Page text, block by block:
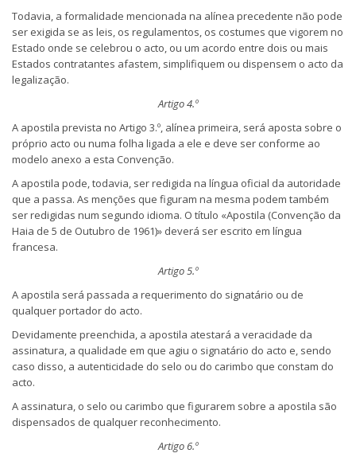
Todavia, a formalidade mencionada na alínea precedente não pode
ser exigida se as leis, os regulamentos, os costumes que vigorem no
Estado onde se celebrou o acto, ou um acordo entre dois ou mais
Estados contratantes afastem, simplifiquem ou dispensem o acto da
legalização.
Artigo 4.º
A apostila prevista no Artigo 3.º, alínea primeira, será aposta sobre o
próprio acto ou numa folha ligada a ele e deve ser conforme ao
modelo anexo a esta Convenção.
A apostila pode, todavia, ser redigida na língua oficial da autoridade
que a passa. As menções que figuram na mesma podem também
ser redigidas num segundo idioma. O título «Apostila (Convenção da
Haia de 5 de Outubro de 1961)» deverá ser escrito em língua
francesa.
Artigo 5.º
A apostila será passada a requerimento do signatário ou de
qualquer portador do acto.
Devidamente preenchida, a apostila atestará a veracidade da
assinatura, a qualidade em que agiu o signatário do acto e, sendo
caso disso, a autenticidade do selo ou do carimbo que constam do
acto.
A assinatura, o selo ou carimbo que figurarem sobre a apostila são
dispensados de qualquer reconhecimento.
Artigo 6.º